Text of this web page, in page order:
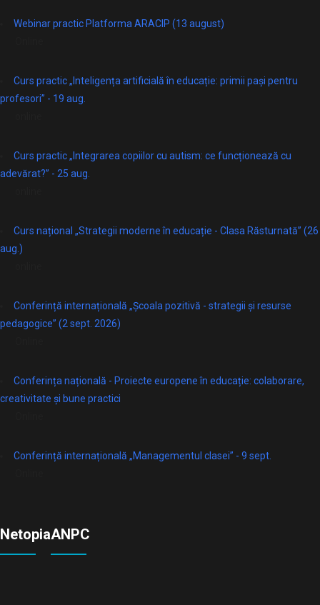
Webinar practic Platforma ARACIP (13 august)
Curs practic „Inteligența artificială în educație: primii pași pentru
profesori” - 19 aug.
Curs practic „Integrarea copiilor cu autism: ce funcționează cu
adevărat?” - 25 aug.
Curs național „Strategii moderne în educație - Clasa Răsturnată” (26
aug.)
Conferință internațională „Școala pozitivă - strategii și resurse
pedagogice” (2 sept. 2026)
Conferința națională - Proiecte europene în educație: colaborare,
creativitate și bune practici
Conferință internațională „Managementul clasei” - 9 sept.
NetopiaANPC